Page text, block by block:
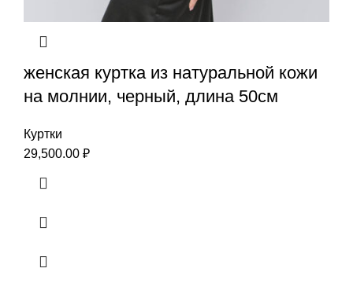
женская куртка из натуральной кожи
на молнии, черный, длина 50см
Куртки
29,500.00 ₽